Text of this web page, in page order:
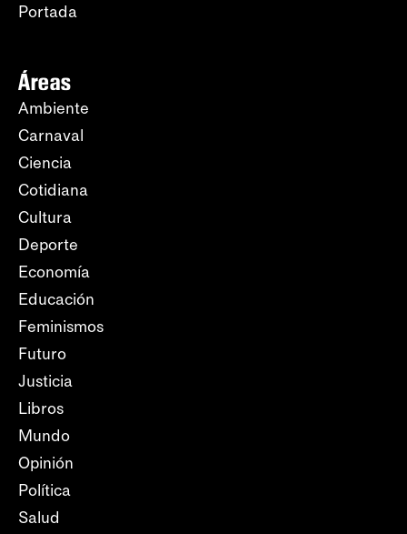
Portada
Áreas
Ambiente
Carnaval
Ciencia
Cotidiana
Cultura
Deporte
Economía
Educación
Feminismos
Futuro
Justicia
Libros
Mundo
Opinión
Política
Salud